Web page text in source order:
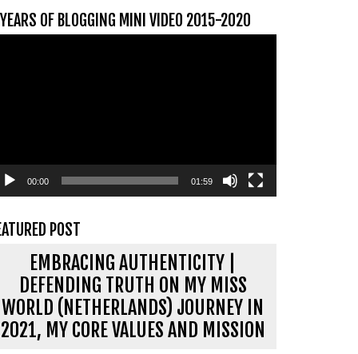
OF BLOGGING MINI VIDEO 2015-2020
00:00 01:59
POST
EMBRACING AUTHENTICITY |
DEFENDING TRUTH ON MY MISS
WORLD (NETHERLANDS) JOURNEY IN
2021, MY CORE VALUES AND MISSION